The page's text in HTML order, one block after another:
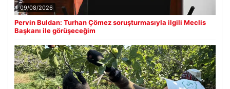
09/08/2026
Pervin Buldan: Turhan Çömez soruşturmasıyla ilgili Meclis
Başkanı ile görüşeceğim